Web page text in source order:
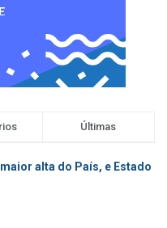
Últimas
alta do País, e Estado